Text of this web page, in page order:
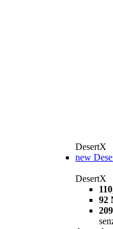
DesertX
new
DesertX
92